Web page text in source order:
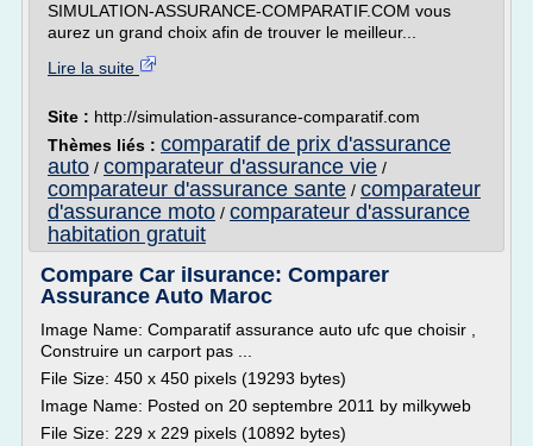
SIMULATION-ASSURANCE-COMPARATIF.COM vous
aurez un grand choix afin de trouver le meilleur...
Lire la suite
Site : http://simulation-assurance-comparatif.com
Thèmes liés : comparatif de prix d'assurance
auto / comparateur d'assurance vie /
comparateur d'assurance sante / comparateur
d'assurance moto / comparateur d'assurance
habitation gratuit
Compare Car iIsurance: Comparer
Assurance Auto Maroc
Image Name: Comparatif assurance auto ufc que choisir ,
Construire un carport pas ...
File Size: 450 x 450 pixels (19293 bytes)
Image Name: Posted on 20 septembre 2011 by milkyweb
File Size: 229 x 229 pixels (10892 bytes)